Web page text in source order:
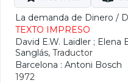
La demanda de Dinero /
TEXTO IMPRESO
David E.W. Laidler ; Elena
Sanglás, Traductor
Barcelona : Antoni Bosch
1972